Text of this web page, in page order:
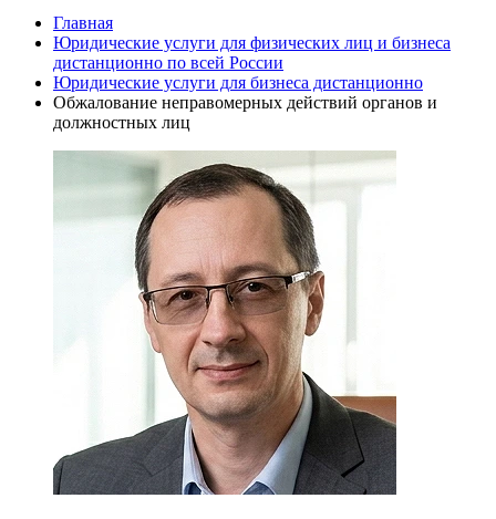
Главная
Юридические услуги для физических лиц и бизнеса
дистанционно по всей России
Юридические услуги для бизнеса дистанционно
Обжалование неправомерных действий органов и
должностных лиц